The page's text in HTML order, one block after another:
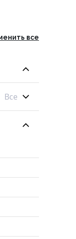
все
Все